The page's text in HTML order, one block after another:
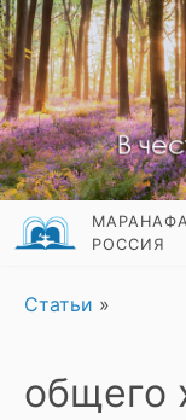
РОССИЯ
Статьи »
общего